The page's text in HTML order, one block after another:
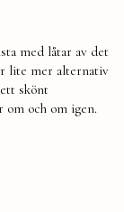
med låtar av det
lite mer alternativ
skönt
om och om igen.